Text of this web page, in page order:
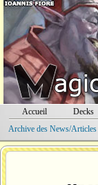
Accueil Decks
Archive des News/Articles|